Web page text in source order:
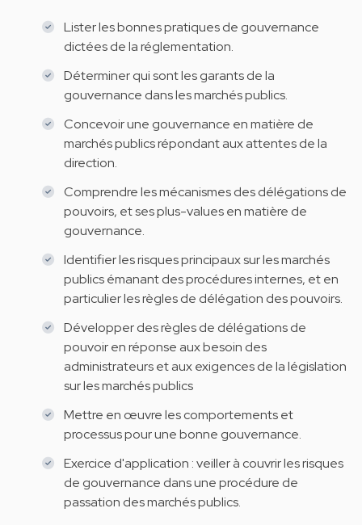
Lister les bonnes pratiques de gouvernance
dictées de la réglementation.
Déterminer qui sont les garants de la
gouvernance dans les marchés publics.
Concevoir une gouvernance en matière de
marchés publics répondant aux attentes de la
direction.
Comprendre les mécanismes des délégations de
pouvoirs, et ses plus-values en matière de
gouvernance.
Identifier les risques principaux sur les marchés
publics émanant des procédures internes, et en
particulier les règles de délégation des pouvoirs.
Développer des règles de délégations de
pouvoir en réponse aux besoin des
administrateurs et aux exigences de la législation
sur les marchés publics
Mettre en œuvre les comportements et
processus pour une bonne gouvernance.
Exercice d'application : veiller à couvrir les risques
de gouvernance dans une procédure de
passation des marchés publics.